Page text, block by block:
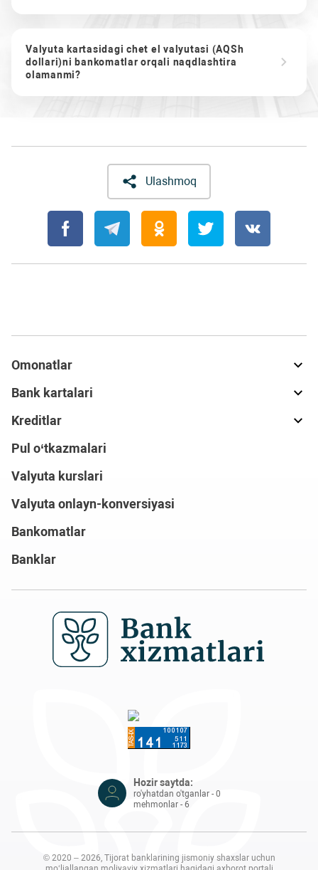
Valyuta kartasidagi chet el valyutasi (AQSh
dollari)ni bankomatlar orqali naqdlashtira
olamanmi?
Ulashmoq
Omonatlar
Bank kartalari
Kreditlar
Pul o‘tkazmalari
Valyuta kurslari
Valyuta onlayn-konversiyasi
Bankomatlar
Banklar
Hozir saytda:
ro'yhatdan o'tganlar - 0
mehmonlar - 6
© 2020 – 2026, Tijorat banklarining jismoniy shaxslar uchun